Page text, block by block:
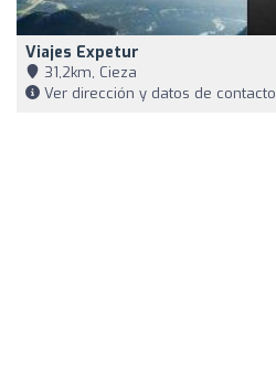
Viajes Expetur
31,2km, Cieza
Ver dirección y datos de contacto